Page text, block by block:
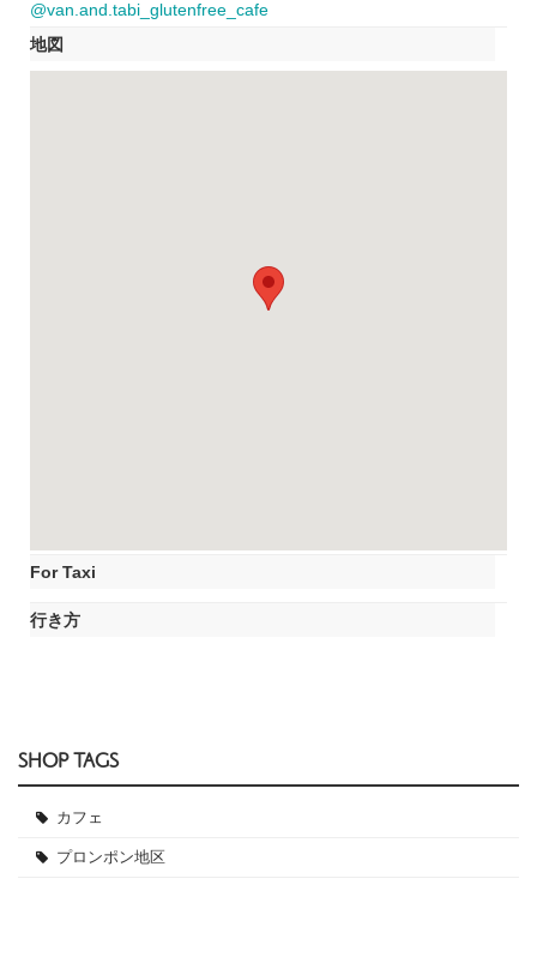
@van.and.tabi_glutenfree_cafe
地図
For Taxi
行き方
SHOP TAGS
カフェ
プロンポン地区